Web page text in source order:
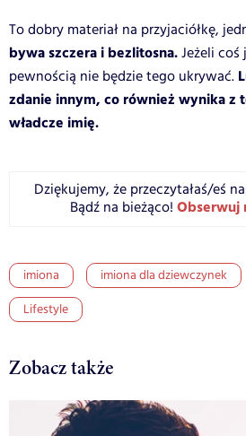
To dobry materiał na przyjaciółkę,
bywa szczera i bezlitosna.Jeżeli coś
pewnością nie będzie tego ukrywać.
zdanie innym, co również wynika z
władcze imię.
Dziękujemy, że przeczytałaś/eś
Bądź na bieżąco! Obserwuj
imiona imiona dla dziewczynek
Lifestyle
Zobacz także